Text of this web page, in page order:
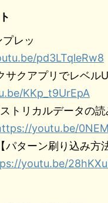
レッ
pd3LTqleRw8
サクアプリでレベル
KKp_t9UrEpA
トリカルデータの
youtu.be/
パターン刷り込み方
youtu.be/